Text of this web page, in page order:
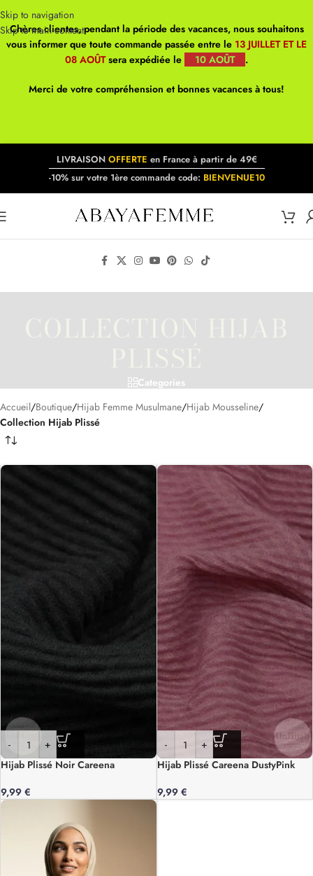
Skip to navigation
Skip to main content
Chères clientes, pendant la période des vacances, nous souhaitons
vous informer que toute commande passée entre le 13 JUILLET ET LE
08 AOÛTsera expédiée le 10 AOÛT .
Merci de votre compréhension et bonnes vacances à tous!
LIVRAISON OFFERTE en France à partir de 49€
-10% sur votre 1ère commande code: BIENVENUE10
Categories
Accueil/Boutique/Hijab Femme Musulmane/Hijab Mousseline/
Collection Hijab Plissé
-
+
Hijab Plissé Noir Careena
9,99 €
-
+
Hijab Plissé Careena DustyPink
9,99 €